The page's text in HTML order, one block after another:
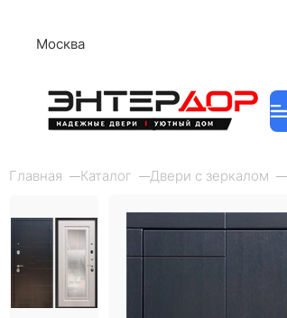
Москва
Главная Каталог Двери с зеркалом